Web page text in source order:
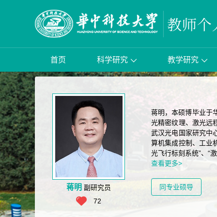
首页 科学研究 教学研究
蒋明 副研究员
72
蒋明，本硕博毕业于
光精密纹理、激光远
武汉光电国家研究中
算机集成控制、工业
光飞行标刻系统”、“
查看更多>
同专业硕导